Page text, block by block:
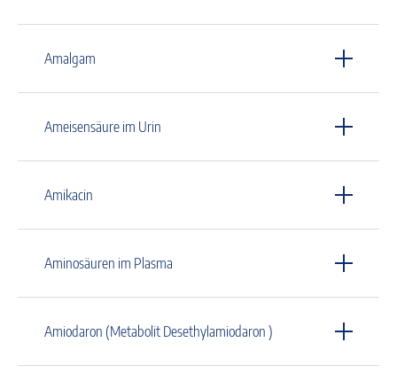
Amalgam
Ameisensäure im Urin
Amikacin
Aminosäuren im Plasma
Amiodaron (Metabolit Desethylamiodaron )